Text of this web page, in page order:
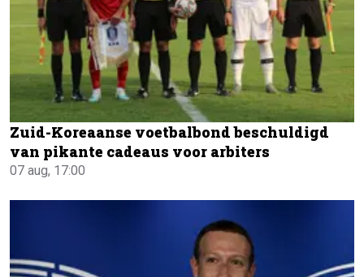
Zuid-Koreaanse voetbalbond beschuldigd
van pikante cadeaus voor arbiters
07 aug, 17:00